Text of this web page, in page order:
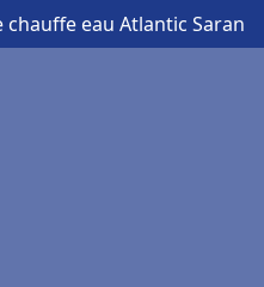
chauffe eau Atlantic Saran